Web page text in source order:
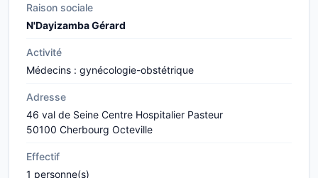
Raison sociale
N'Dayizamba Gérard
Activité
Médecins : gynécologie-obstétrique
Adresse
46 val de Seine Centre Hospitalier Pasteur
50100 Cherbourg Octeville
Effectif
1 personne(s)